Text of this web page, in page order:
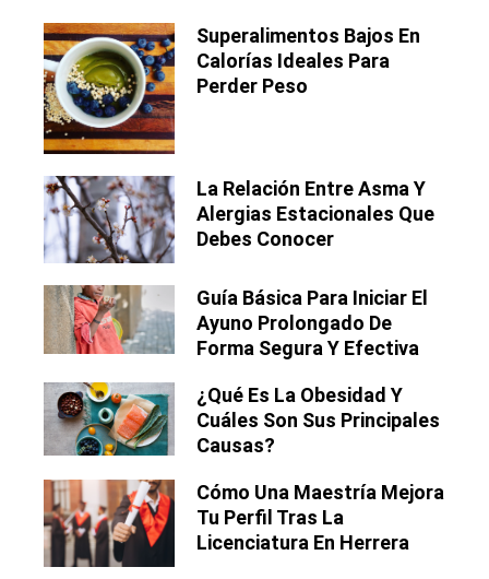
Superalimentos Bajos En
Calorías Ideales Para
Perder Peso
La Relación Entre Asma Y
Alergias Estacionales Que
Debes Conocer
Guía Básica Para Iniciar El
Ayuno Prolongado De
Forma Segura Y Efectiva
¿Qué Es La Obesidad Y
Cuáles Son Sus Principales
Causas?
Cómo Una Maestría Mejora
Tu Perfil Tras La
Licenciatura En Herrera